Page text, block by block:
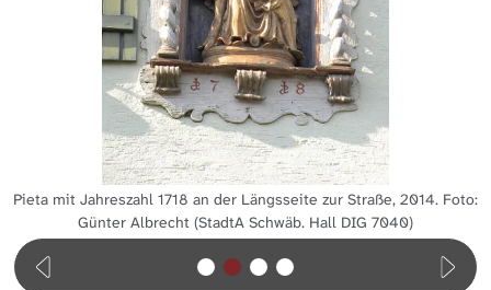
Pieta mit Jahreszahl 1718 an der Längsseite zur Straße, 2014. Foto:
Günter Albrecht (StadtA Schwäb. Hall DIG 7040)